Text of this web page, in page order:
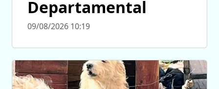
Departamental
09/08/2026 10:19